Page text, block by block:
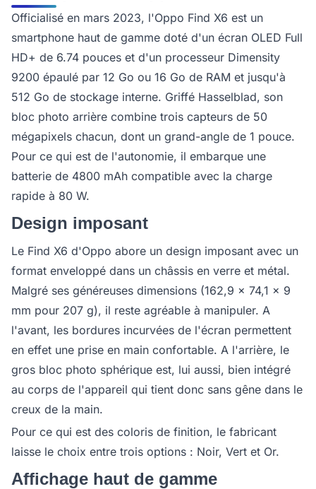
Officialisé en mars 2023, l'Oppo Find X6 est un
smartphone haut de gamme doté d'un écran OLED Full
HD+ de 6.74 pouces et d'un processeur Dimensity
9200 épaulé par 12 Go ou 16 Go de RAM et jusqu'à
512 Go de stockage interne. Griffé Hasselblad, son
bloc photo arrière combine trois capteurs de 50
mégapixels chacun, dont un grand-angle de 1 pouce.
Pour ce qui est de l'autonomie, il embarque une
batterie de 4800 mAh compatible avec la charge
rapide à 80 W.
Design imposant
Le Find X6 d'Oppo abore un design imposant avec un
format enveloppé dans un châssis en verre et métal.
Malgré ses généreuses dimensions (162,9 x 74,1 x 9
mm pour 207 g), il reste agréable à manipuler. A
l'avant, les bordures incurvées de l'écran permettent
en effet une prise en main confortable. A l'arrière, le
gros bloc photo sphérique est, lui aussi, bien intégré
au corps de l'appareil qui tient donc sans gêne dans le
creux de la main.
Pour ce qui est des coloris de finition, le fabricant
laisse le choix entre trois options : Noir, Vert et Or.
Affichage haut de gamme